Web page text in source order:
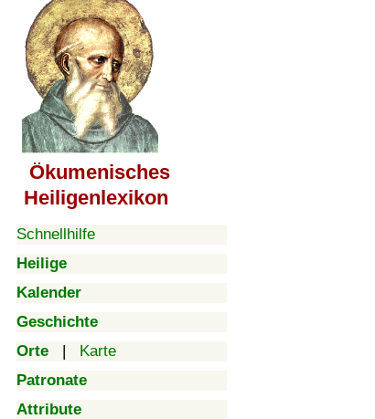
Ökumenisches
Heiligenlexikon
Schnellhilfe
Heilige
Kalender
Geschichte
Orte | Karte
Patronate
Attribute